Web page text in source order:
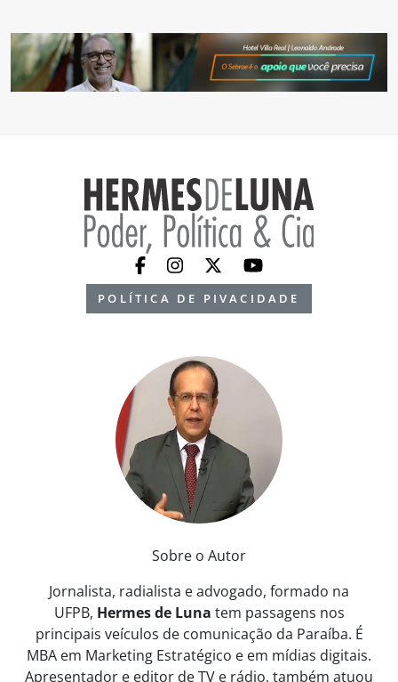
POLÍTICA DE PIVACIDADE
Sobre o Autor
Jornalista, radialista e advogado, formado na
UFPB, Hermes de Luna tem passagens nos
principais veículos de comunicação da Paraíba. É
MBA em Marketing Estratégico e em mídias digitais.
Apresentador e editor de TV e rádio, também atuou